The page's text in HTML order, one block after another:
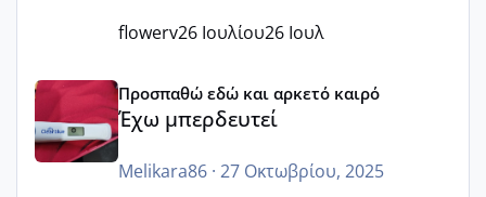
flowerv26 Ιουλίου26 Ιουλ
Έχω μπερδευτεί
Προσπαθώ εδώ και αρκετό καιρό
Έχω μπερδευτεί
Melikara86· 27 Οκτωβρίου, 2025